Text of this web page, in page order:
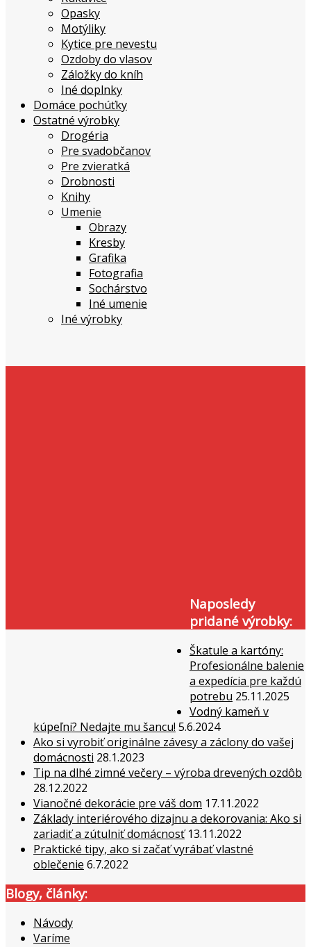
Opasky
Motýliky
Kytice pre nevestu
Ozdoby do vlasov
Záložky do kníh
Iné doplnky
Domáce pochúťky
Ostatné výrobky
Drogéria
Pre svadobčanov
Pre zvieratká
Drobnosti
Knihy
Umenie
Obrazy
Kresby
Grafika
Fotografia
Sochárstvo
Iné umenie
Iné výrobky
Naposledy
pridané výrobky:
Škatule a kartóny:
Profesionálne balenie
a expedícia pre každú
potrebu 25.11.2025
Vodný kameň v
kúpeľni? Nedajte mu šancu! 5.6.2024
Ako si vyrobiť originálne závesy a záclony do vašej
domácnosti 28.1.2023
Tip na dlhé zimné večery – výroba drevených ozdôb
28.12.2022
Vianočné dekorácie pre váš dom 17.11.2022
Základy interiérového dizajnu a dekorovania: Ako si
zariadiť a zútulniť domácnosť 13.11.2022
Praktické tipy, ako si začať vyrábať vlastné
oblečenie 6.7.2022
Blogy, články:
Návody
Varíme